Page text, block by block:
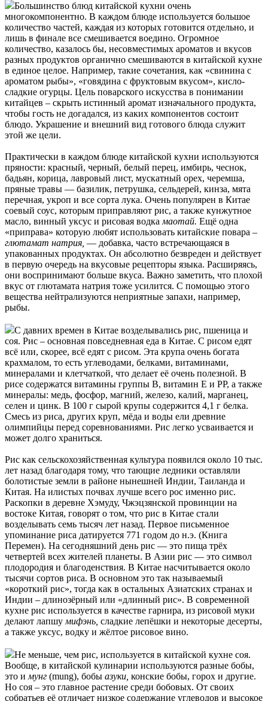
Большинство блюд китайской кухни очень
многокомпонентно. В каждом блюде используется большое
количество частей, каждая из которых готовится отдельно, и
лишь в финале все смешивается воедино. Огромное
количество, казалось бы, несовместимых ароматов и вкусов
разных продуктов органично смешиваются в китайской кухне
в единое целое. Например, такие сочетания, как «свинина с
ароматом рыбы», «говядина с фруктовым вкусом», кисло-
сладкие огурцы. Цель поварского искусства в понимании
китайцев – скрыть истинный аромат изначального продукта,
чтобы гость не догадался, из каких компонентов состоит
блюдо. Украшение и внешний вид готового блюда служит
этой же цели.
Практически в каждом блюде китайской кухни используются
пряности: красный, черный, белый перец, имбирь, чеснок,
бадьян, корица, лавровый лист, мускатный орех, черемша,
пряные травы — базилик, петрушка, сельдерей, кинза, мята
перечная, укроп и все сорта лука. Очень популярен в Китае
соевый соус, которым приправляют рис, а также кунжутное
масло, винный уксус и рисовая водка маотай. Ещё одна
«приправа» которую любят использовать китайские повара –
глютамат натрия, — добавка, часто встречающаяся в
упакованных продуктах. Он абсолютно безвреден и действует
в первую очередь на вкусовые рецепторы языка. Расширяясь,
они воспринимают больше вкуса. Важно заметить, что плохой
вкус от глютамата натрия тоже усилится. С помощью этого
вещества нейтрализуются неприятные запахи, например,
рыбы.
С давних времен в Китае возделывались рис, пшеница и
соя. Рис – основная повседневная еда в Китае. С рисом едят
всё или, скорее, всё едят с рисом. Эта крупа очень богата
крахмалом, то есть углеводами, белками, витаминами,
минералами и клетчаткой, что делает её очень полезной. В
рисе содержатся витамины группы B, витамин Е и PP, а также
минералы: медь, фосфор, магний, железо, калий, марганец,
селен и цинк. В 100 г сырой крупы содержится 4,1 г белка.
Смесь из риса, других круп, мёда и воды ели древние
олимпийцы перед соревнованиями. Рис легко усваивается и
может долго храниться.
Рис как сельскохозяйственная культура появился около 10 тыс.
лет назад благодаря тому, что тающие ледники оставляли
болотистые земли в районе нынешней Индии, Таиланда и
Китая. На илистых почвах лучше всего рос именно рис.
Раскопки в деревне Хэмуду, Чжэцзянской провинции на
востоке Китая, говорят о том, что рис в Китае стали
возделывать семь тысяч лет назад. Первое письменное
упоминание риса датируется 771 годом до н.э. (Книга
Перемен). На сегодняшний день рис — это пища трёх
четвертей всех жителей планеты. В Азии рис — это символ
плодородия и благоденствия. В Китае насчитывается около
тысячи сортов риса. В основном это так называемый
«короткий рис», тогда как в остальных Азиатских странах и
Индии – длинозёрный или «длинный рис». В современной
кухне рис используется в качестве гарнира, из рисовой муки
делают лапшу мифэнь, сладкие лепёшки и некоторые десерты,
а также уксус, водку и жёлтое рисовое вино.
Не меньше, чем рис, используется в китайской кухне соя.
Вообще, в китайской кулинарии используются разные бобы,
это и мунг (mung), бобы азуки, конские бобы, горох и другие.
Но соя – это главное растение среди бобовых. От своих
собратьев её отличает низкое содержание углеводов и высокое